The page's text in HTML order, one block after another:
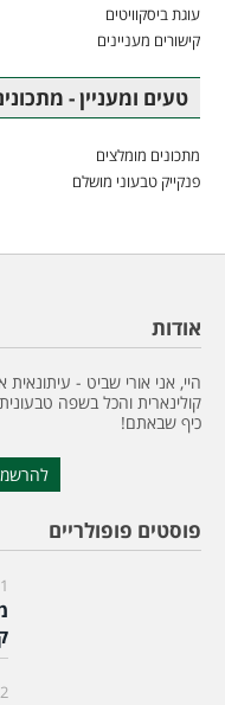
עוגת ביסקוויטים
קישורים מעניינים
טעים ומעניין -
מתכונים מומלצים
פנקייק טבעוני מושלם
אודות
היי, אני אורי שביט -
קולינארית והכל בשפה
כיף שבאתם!
פוסטים פופולריים
11
12